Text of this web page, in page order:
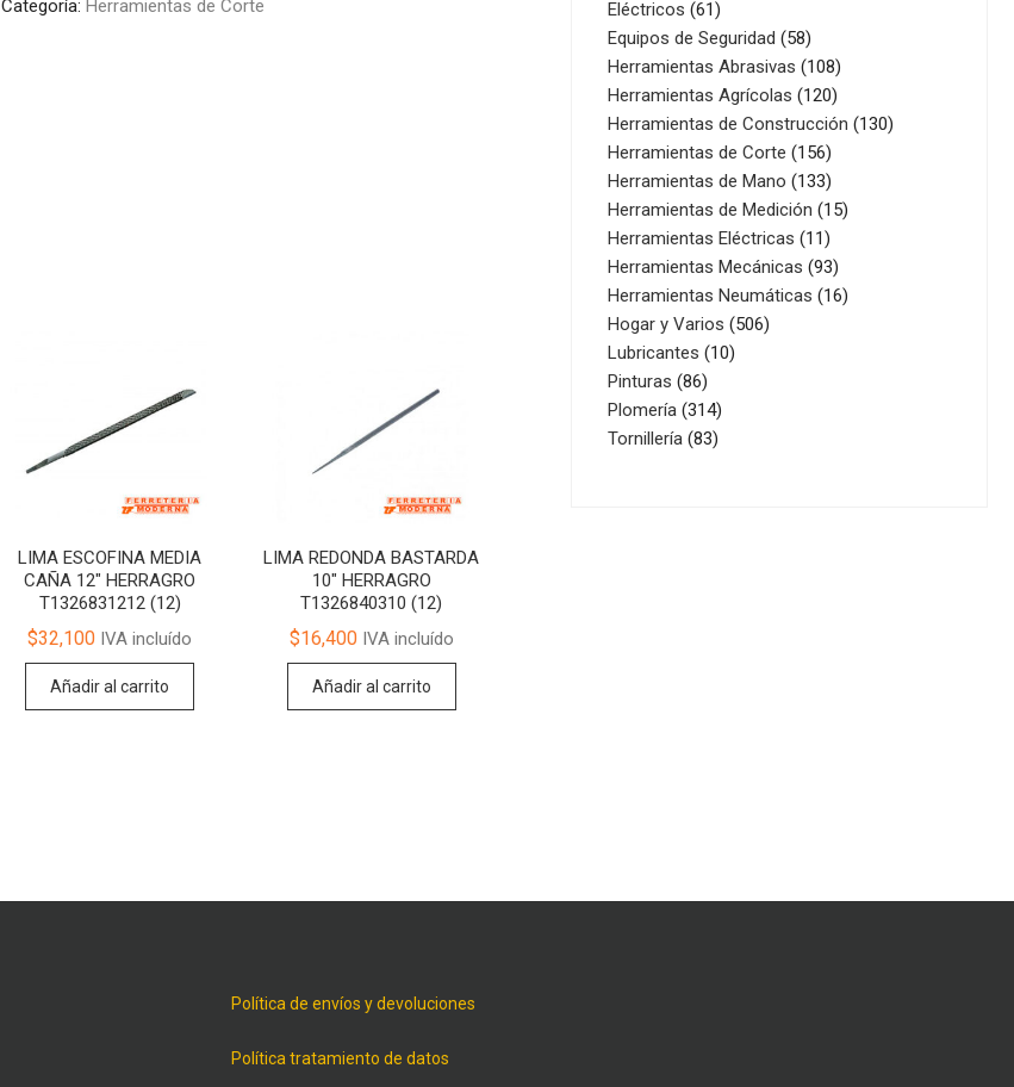
Categoría: Herramientas de Corte
LIMA ESCOFINA MEDIA
CAÑA 12″ HERRAGRO
T1326831212 (12)
$32,100 IVA incluído
Añadir al carrito
LIMA REDONDA BASTARDA
10″ HERRAGRO
T1326840310 (12)
$16,400IVA incluído
Añadir al carrito
Eléctricos 6161
productos
Equipos de Seguridad 5858
productos
Herramientas Abrasivas 108108
productos
Herramientas Agrícolas 120120
productos
Herramientas de Construcción 130130
Herramientas de Corte 156156
productos
Herramientas de Mano 133133
productos
Herramientas de Medición 1515
Herramientas Eléctricas 1111
productos
Herramientas Mecánicas 9393
productos
Herramientas Neumáticas 1616
Hogar y Varios 506506
Lubricantes 1010
Pinturas 8686
productos
Plomería 314314
productos
Tornillería 8383
Política de envíos y devoluciones
Política tratamiento de datos